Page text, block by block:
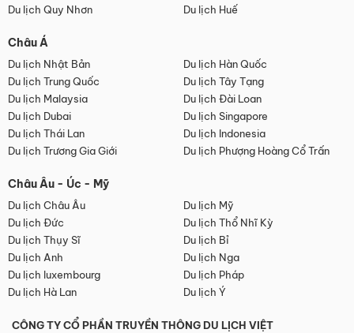
Du lịch Quy Nhơn
Du lịch Huế
Châu Á
Du lịch Nhật Bản
Du lịch Hàn Quốc
Du lịch Trung Quốc
Du lịch Tây Tạng
Du lịch Malaysia
Du lịch Đài Loan
Du lịch Dubai
Du lịch Singapore
Du lịch Thái Lan
Du lịch Indonesia
Du lịch Trương Gia Giới
Du lịch Phượng Hoàng Cổ Trấn
Châu Âu - Úc - Mỹ
Du lịch Châu Âu
Du lịch Mỹ
Du lịch Đức
Du lịch Thổ Nhĩ Kỳ
Du lịch Thụy Sĩ
Du lịch Bỉ
Du lịch Anh
Du lịch Nga
Du lịch luxembourg
Du lịch Pháp
Du lịch Hà Lan
Du lịch Ý
CÔNG TY CỔ PHẦN TRUYỀN THÔNG DU LỊCH VIỆT